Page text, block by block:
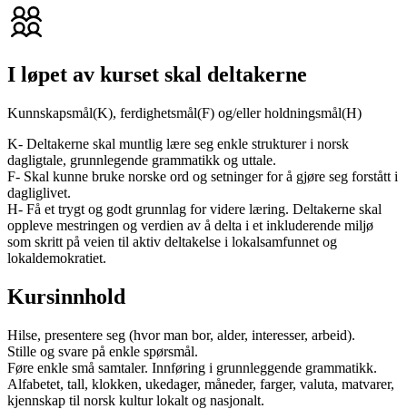
I løpet av kurset skal deltakerne
Kunnskapsmål(K), ferdighetsmål(F) og/eller holdningsmål(H)
K- Deltakerne skal muntlig lære seg enkle strukturer i norsk
dagligtale, grunnlegende grammatikk og uttale.
F- Skal kunne bruke norske ord og setninger for å gjøre seg forstått i
dagliglivet.
H- Få et trygt og godt grunnlag for videre læring. Deltakerne skal
oppleve mestringen og verdien av å delta i et inkluderende miljø
som skritt på veien til aktiv deltakelse i lokalsamfunnet og
lokaldemokratiet.
Kursinnhold
Hilse, presentere seg (hvor man bor, alder, interesser, arbeid).
Stille og svare på enkle spørsmål.
Føre enkle små samtaler. Innføring i grunnleggende grammatikk.
Alfabetet, tall, klokken, ukedager, måneder, farger, valuta, matvarer,
kjennskap til norsk kultur lokalt og nasjonalt.